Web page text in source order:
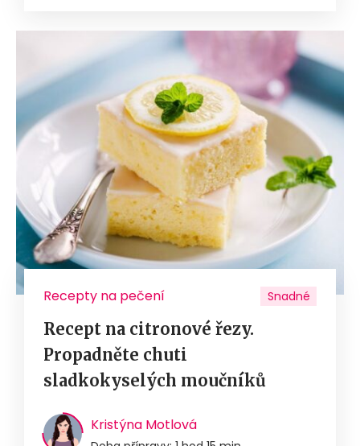
Recepty na pečení Snadné
Recept na citronové řezy.
Propadněte chuti
sladkokyselých moučníků
Kristýna Motlová